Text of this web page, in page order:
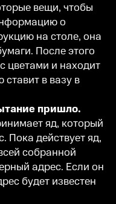
вещи, чтобы
о
на столе, она
После этого
цветами и находит
в вазу в
пришло.
яд, который
Пока действует яд,
собранной
адрес. Если он
будет известен